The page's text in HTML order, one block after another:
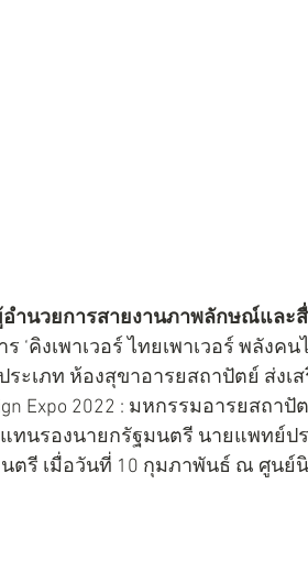
ำนวยการสายงานภาพลักษณ์และ
‘คิงเพาเวอร์ ไทยเพาเวอร์ พลังค
ระเภท ห้องสุขาอารยสถาปัตย์ ส่งเ
Expo 2022 : มหกรรมอารยสถา
ทนรองนายกรัฐมนตรี นายแพทย์ป
ตรี เมื่อวันที่ 10 กุมภาพันธ์ ณ ศูนย์